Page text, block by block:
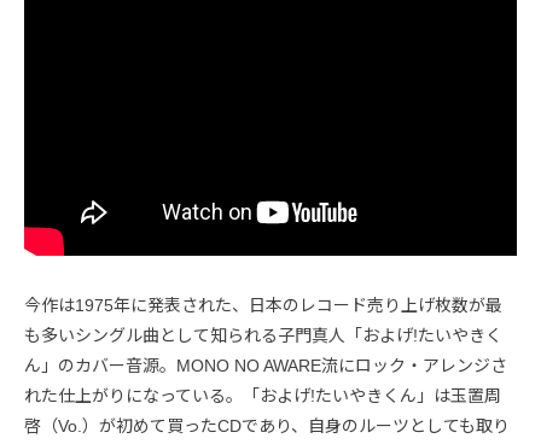
今作は1975年に発表された、日本のレコード売り上げ枚数が最
も多いシングル曲として知られる子門真人「およげ!たいやきく
ん」のカバー音源。MONO NO AWARE流にロック・アレンジさ
れた仕上がりになっている。「およげ!たいやきくん」は玉置周
啓（Vo.）が初めて買ったCDであり、自身のルーツとしても取り